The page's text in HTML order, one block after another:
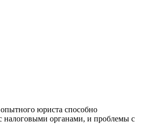
юриста способно
налоговыми органами, и проблемы с